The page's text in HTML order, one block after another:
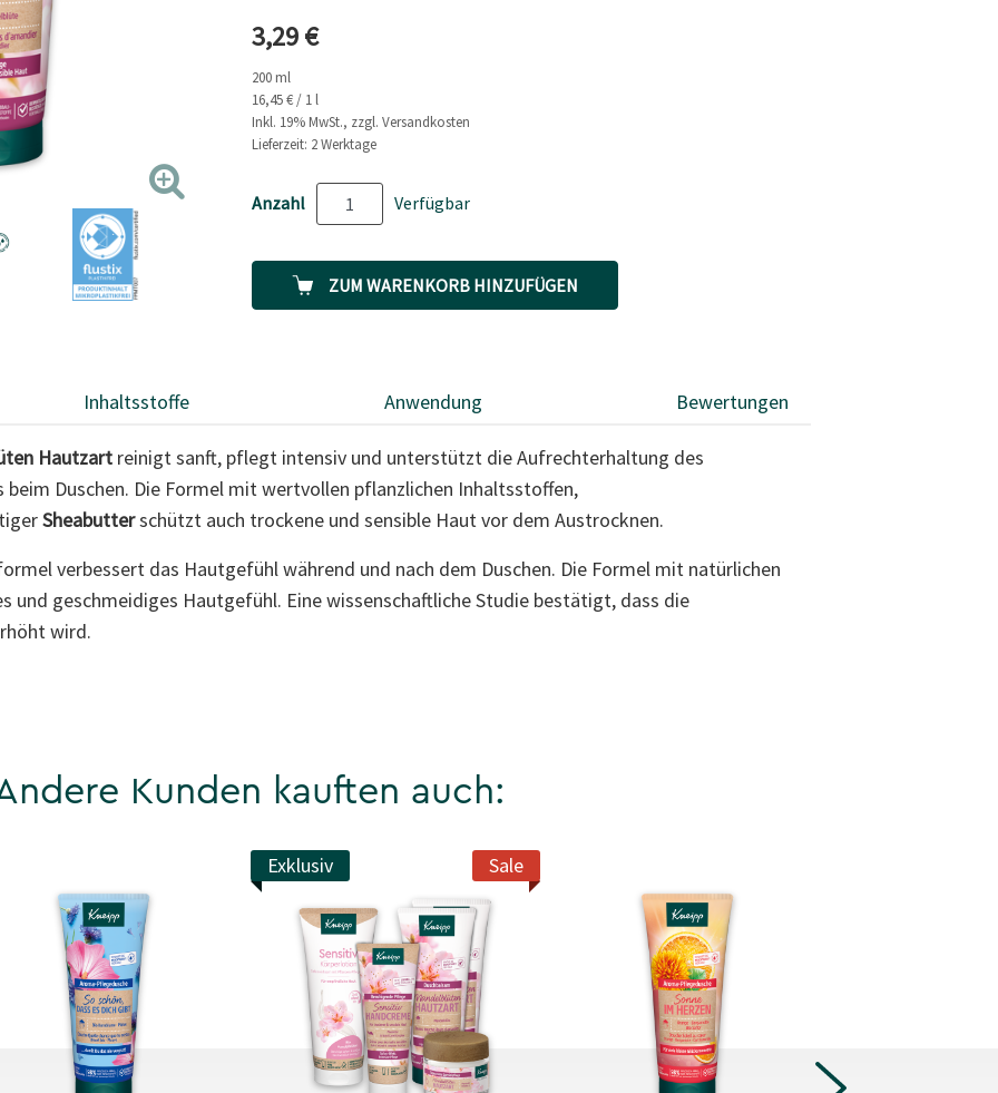
Aktueller Preis
3,29 €
200 ml
16,45 € / 1 l
Inkl. 19% MwSt., zzgl. Versandkosten
Lieferzeit: 2 Werktage
Anzahl Verfügbar
ZUM WARENKORB HINZUFÜGEN
Inhaltsstoffe Anwendung Bewertungen
Hautzartreinigt sanft, pflegt intensiv und unterstützt die Aufrechterhaltung des
Duschen. Die Formel mit wertvollen pflanzlichen Inhaltsstoffen,
Sheabutterschützt auch trockene und sensible Haut vor dem Austrocknen.
verbessert das Hautgefühl während und nach dem Duschen. Die Formel mit natürlichen
und geschmeidiges Hautgefühl. Eine wissenschaftliche Studie bestätigt, dass die
wird.
Kunden kauften auch:
Sale
Exklusiv